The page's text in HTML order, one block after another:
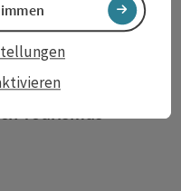
Tourismus